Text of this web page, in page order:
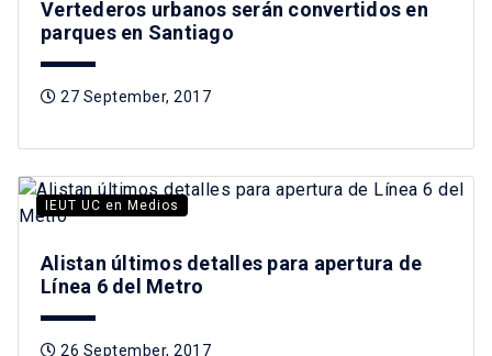
Vertederos urbanos serán convertidos en
parques en Santiago
27 September, 2017
IEUT UC en Medios
Alistan últimos detalles para apertura de
Línea 6 del Metro
26 September, 2017